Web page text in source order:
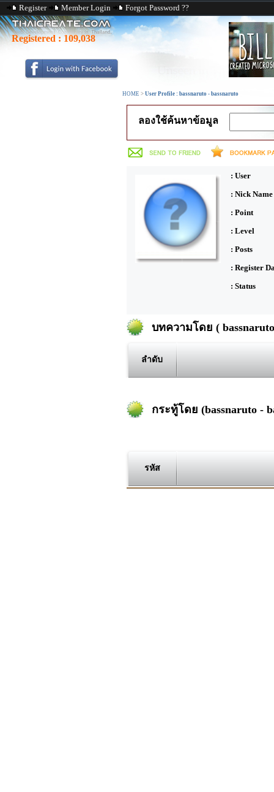
Register Member Login Forgot Password ??
Registered : 109,038
HOME > User Profile : bassnaruto - bassnaruto
ลองใช้ค้นหาข้อมูล
: User
: Nick Name
: Point
: Level
: Posts
: Register
: Status
บทความโดย (
ลำดับ
กระทู้โดย (bassnaruto -
รหัส